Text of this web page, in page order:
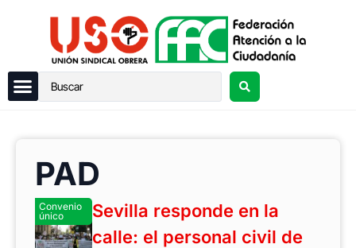
PAD
Convenio
único
Sevilla responde en la
calle: el personal civil de